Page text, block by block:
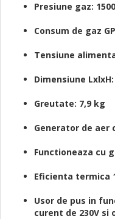
Presiune gaz:
Consum de gaz
Tensiune
Dimensiune
Greutate: 7,9 kg
Generator de aer
Functioneaza cu
Eficienta termica
Usor de pus in
curent de 230V si